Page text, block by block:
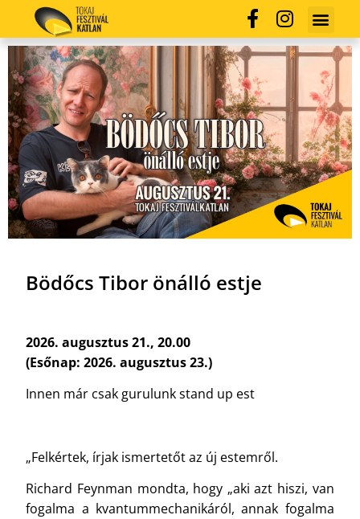
Bödőcs Tibor önálló estje
2026. augusztus 21., 20.00
(Esőnap: 2026. augusztus 23.)
Innen már csak gurulunk stand up est
„Felkértek, írjak ismertetőt az új estemről.
Richard Feynman mondta, hogy „aki azt hiszi, van
fogalma a kvantummechanikáról, annak fogalma